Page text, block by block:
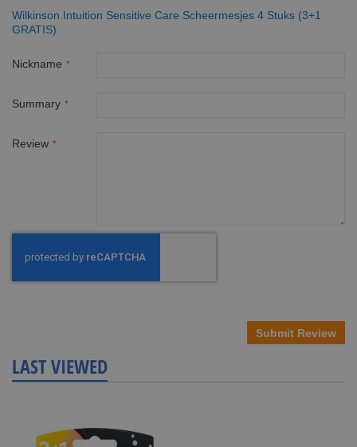
Wilkinson Intuition Sensitive Care Scheermesjes 4 Stuks (3+1
GRATIS)
Nickname
Summary
Review
Submit Review
LAST VIEWED